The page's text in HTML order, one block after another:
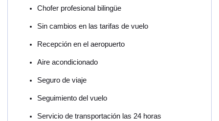
Chofer profesional bilingüe
Sin cambios en las tarifas de vuelo
Recepción en el aeropuerto
Aire acondicionado
Seguro de viaje
Seguimiento del vuelo
Servicio de transportación las 24 horas